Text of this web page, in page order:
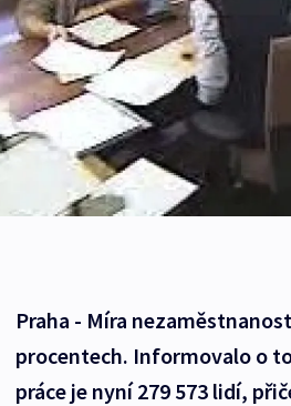
Praha - Míra
procentech. Informovalo o
práce je nyní 279 573 lidí,